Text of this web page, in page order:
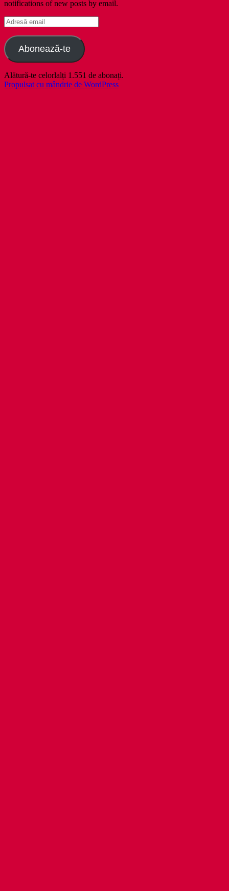
notifications of new posts by email.
Adresă
email
Abonează-te
Alătură-te celorlalți 1.551 de abonați.
Propulsat cu mândrie de WordPress